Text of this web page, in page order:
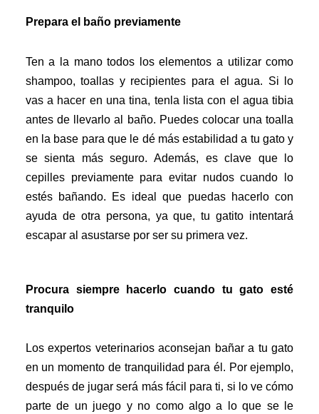
Prepara el baño previamente
Ten a la mano todos los elementos a utilizar como
shampoo, toallas y recipientes para el agua. Si lo
vas a hacer en una tina, tenla lista con el agua tibia
antes de llevarlo al baño. Puedes colocar una toalla
en la base para que le dé más estabilidad a tu gato y
se sienta más seguro. Además, es clave que lo
cepilles previamente para evitar nudos cuando lo
estés bañando. Es ideal que puedas hacerlo con
ayuda de otra persona, ya que, tu gatito intentará
escapar al asustarse por ser su primera vez.
Procura siempre hacerlo cuando tu gato esté
tranquilo
Los expertos veterinarios aconsejan bañar a tu gato
en un momento de tranquilidad para él. Por ejemplo,
después de jugar será más fácil para ti, si lo ve cómo
parte de un juego y no como algo a lo que se le